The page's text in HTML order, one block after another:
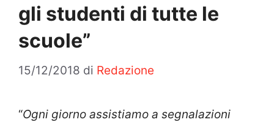
gli studenti di tutte le
scuole”
15/12/2018 di Redazione
“Ogni giorno assistiamo a segnalazioni